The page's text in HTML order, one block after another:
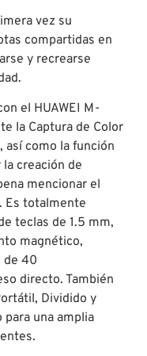
vez su
compartidas en
y recrearse
el HUAWEI M-
la Captura de Color
así como la función
la creación de
mencionar el
Es totalmente
teclas de 1.5 mm,
magnético,
de 40
directo. También
Dividido y
para una amplia